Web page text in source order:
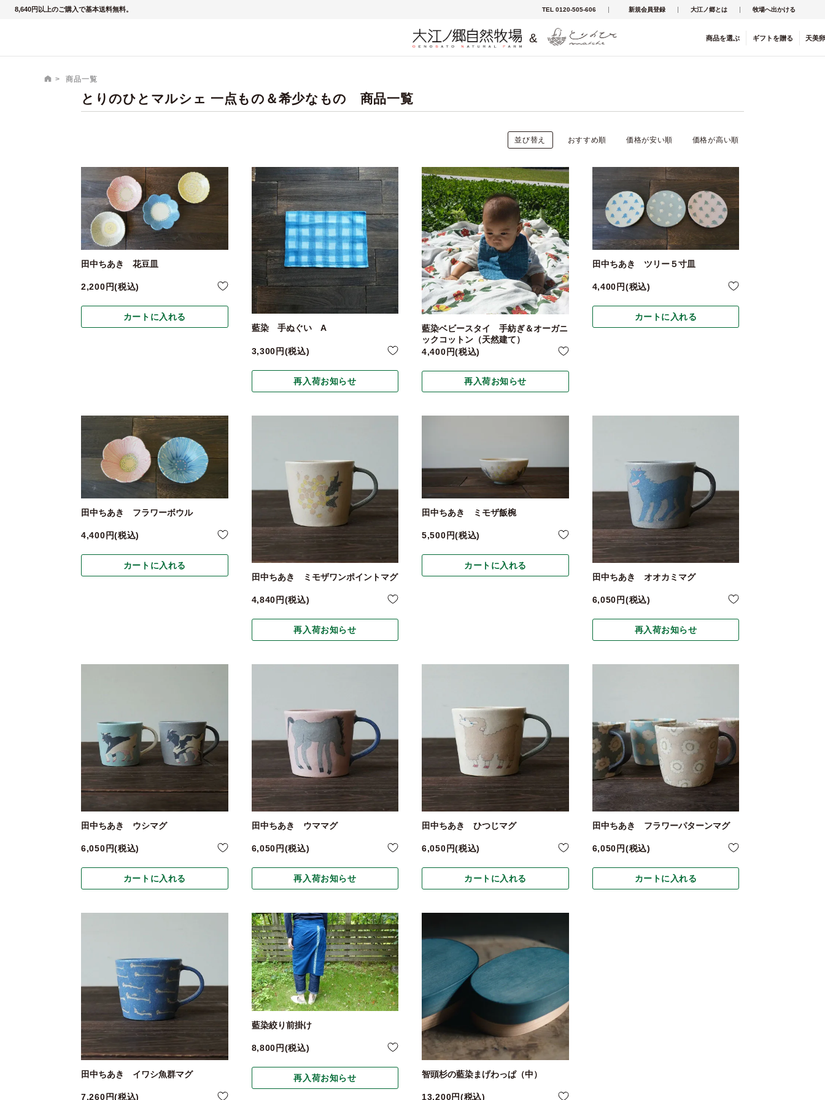
8,640円以上のご購入で基本送料無料。 TEL 0120-505-606 新規会員登録 大江ノ郷とは 牧場へ出かける
& 商品を選ぶ ギフト を贈る 天美
商品一覧
とりのひとマルシェ 一点もの＆希少なもの 商品一覧
並び替え おすすめ順 価格が安い順 価格が高い順
田中ちあき 花豆皿
2,200 税込
カートに入れる
藍染 手ぬぐい A
3,300 税込
再入荷お知らせ
藍染ベビースタイ 手紡ぎ＆オーガニ
ックコットン（天然建て）
4,400
税込
再入荷お知らせ
田中ちあき ツリー５寸皿
4,400 税込
カートに入れる
田中ちあき フラワーボウル
4,400 税込
カートに入れる
田中ちあき ミモザワンポイントマグ
4,840 税込
再入荷お知らせ
田中ちあき ミモザ飯椀
5,500 税込
カートに入れる
田中ちあき オオカミマグ
6,050 税込
再入荷お知らせ
田中ちあき ウシマグ
6,050 税込
カートに入れる
田中ちあき ウママグ
6,050 税込
再入荷お知らせ
田中ちあき ひつじマグ
6,050 税込
カートに入れる
田中ちあき フラワーパターンマグ
6,050 税込
カートに入れる
田中ちあき イワシ魚群マグ
7,260 税込
藍染絞り前掛け
8,800 税込
再入荷お知らせ 智頭杉の藍染まげわっぱ（中）
13,200 税込